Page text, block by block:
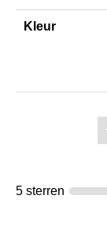
Kleur
5 sterren